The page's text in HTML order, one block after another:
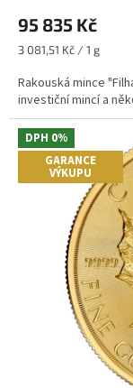
produktu
je
5,0
z
5
95 835 Kč
Měrná
3 081,51 Kč / 1 g
Rakouská mince
investiční mincí a
DPH 0%
GARANCE
VÝKUPU